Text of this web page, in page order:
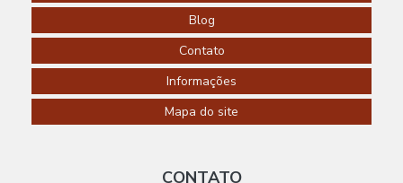
RESIDENCIAL
SOROCABA
AUTOMAÇÃO
EM SP
Blog
Contato
Informações
Mapa do site
CONTATO